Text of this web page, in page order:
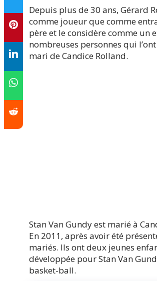
Depuis plus de 30 ans, Gérard
comme joueur que comme
père et le considère comme un
nombreuses personnes qui
mari de Candice Rolland.
Stan Van Gundy est marié à
En 2011, après avoir été
mariés. Ils ont deux jeunes
développée pour Stan Van
basket-ball.